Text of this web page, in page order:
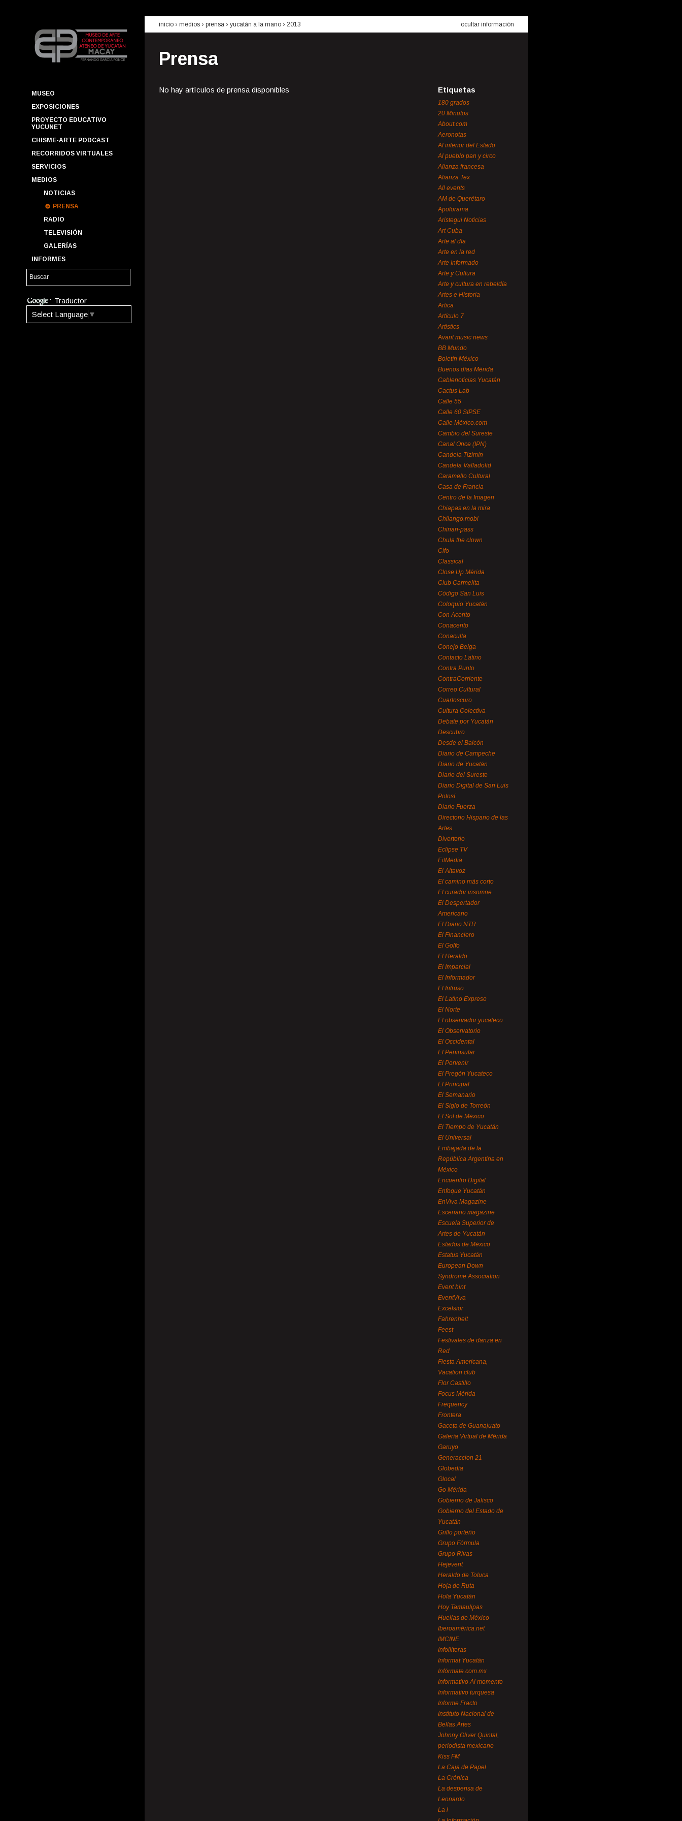
MUSEO
EXPOSICIONES
PROYECTO EDUCATIVO
YUCUNET
CHISME-ARTE PODCAST
RECORRIDOS VIRTUALES
SERVICIOS
MEDIOS
NOTICIAS
PRENSA
RADIO
TELEVISIÓN
GALERÍAS
INFORMES
Traductor
Select Language ▼
inicio › medios › prensa › yucatán a la mano › 2013 ocultar información
Prensa
No hay artículos de prensa disponibles Etiquetas
180 grados
20 Minutos
About.com
Aeronotas
Al interior del Estado
Al pueblo pan y circo
Alianza francesa
Alianza Tex
All events
AM de Querétaro
Apolorama
Aristegui Noticias
Art Cuba
Arte al día
Arte en la red
Arte Informado
Arte y Cultura
Arte y cultura en rebeldía
Artes e Historia
Artica
Artículo 7
Artistics
Avant music news
BB Mundo
Boletín México
Buenos días Mérida
Cablenoticias Yucatán
Cactus Lab
Calle 55
Calle 60 SIPSE
Calle México.com
Cambio del Sureste
Canal Once (IPN)
Candela Tizimín
Candela Valladolid
Caramello Cultural
Casa de Francia
Centro de la Imagen
Chiapas en la mira
Chilango.mobi
Chinan-pass
Chula the clown
Cifo
Classical
Close Up Mérida
Club Carmelita
Código San Luis
Coloquio Yucatán
Con Acento
Conacento
Conaculta
Conejo Belga
Contacto Latino
Contra Punto
ContraCorriente
Correo Cultural
Cuartoscuro
Cultura Colectiva
Debate por Yucatán
Descubro
Desde el Balcón
Diario de Campeche
Diario de Yucatán
Diario del Sureste
Diario Digital de San Luis
Potosí
Diario Fuerza
Directorio Hispano de las
Artes
Divertorio
Eclipse TV
EitMedia
El Altavoz
El camino más corto
El curador insomne
El Despertador
Americano
El Diario NTR
El Financiero
El Golfo
El Heraldo
El Imparcial
El Informador
El Intruso
El Latino Expreso
El Norte
El observador yucateco
El Observatorio
El Occidental
El Peninsular
El Porvenir
El Pregón Yucateco
El Principal
El Semanario
El Siglo de Torreón
El Sol de México
El Tiempo de Yucatán
El Universal
Embajada de la
República Argentina en
México
Encuentro Digital
Enfoque Yucatán
EnViva Magazine
Escenario magazine
Escuela Superior de
Artes de Yucatán
Estados de México
Estatus Yucatán
European Down
Syndrome Association
Event hint
EventViva
Excelsior
Fahrenheit
Feest
Festivales de danza en
Red
Fiesta Americana,
Vacation club
Flor Castillo
Focus Mérida
Frequency
Frontera
Gaceta de Guanajuato
Galería Virtual de Mérida
Garuyo
Generaccion 21
Globedia
Glocal
Go Mérida
Gobierno de Jalisco
Gobierno del Estado de
Yucatán
Grillo porteño
Grupo Fórmula
Grupo Rivas
Hejevent
Heraldo de Toluca
Hoja de Ruta
Hola Yucatán
Hoy Tamaulipas
Huellas de México
Iberoamérica.net
IMCINE
Infolliteras
Informat Yucatán
Infórmate.com.mx
Informativo Al momento
Informativo turquesa
Informe Fracto
Instituto Nacional de
Bellas Artes
Johnny Oliver Quintal,
periodista mexicano
Kiss FM
La Caja de Papel
La Crónica
La despensa de
Leonardo
La i